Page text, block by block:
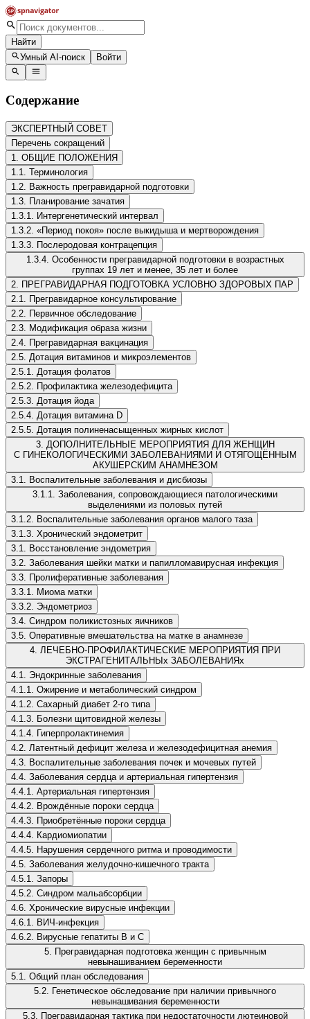
Найти
Умный AI-поиск
Войти
Содержание
ЭКСПЕРТНЫЙ СОВЕТ
Перечень сокращений
1. ОБЩИЕ ПОЛОЖЕНИЯ
1.1. Терминология
1.2. Важность прегравидарной подготовки
1.3. Планирование зачатия
1.3.1. Интергенетический интервал
1.3.2. «Период покоя» после выкидыша и мертворождения
1.3.3. Послеродовая контрацепция
1.3.4. Особенности прегравидарной подготовки в возрастных
группах 19 лет и менее, 35 лет и более
2. ПРЕГРАВИДАРНАЯ ПОДГОТОВКА УСЛОВНО ЗДОРОВЫХ ПАР
2.1. Прегравидарное консультирование
2.2. Первичное обследование
2.3. Модификация образа жизни
2.4. Прегравидарная вакцинация
2.5. Дотация витаминов и микроэлементов
2.5.1. Дотация фолатов
2.5.2. Профилактика железодефицита
2.5.3. Дотация йода
2.5.4. Дотация витамина D
2.5.5. Дотация полиненасыщенных жирных кислот
3. ДОПОЛНИТЕЛЬНЫЕ МЕРОПРИЯТИЯ ДЛЯ ЖЕНЩИН
С ГИНЕКОЛОГИЧЕСКИМИ ЗАБОЛЕВАНИЯМИ И ОТЯГОЩЁННЫМ
АКУШЕРСКИМ АНАМНЕЗОМ
3.1. Воспалительные заболевания и дисбиозы
3.1.1. Заболевания, сопровождающиеся патологическими
выделениями из половых путей
3.1.2. Воспалительные заболевания органов малого таза
3.1.3. Хронический эндометрит
3.1. Восстановление эндометрия
3.2. Заболевания шейки матки и папилломавирусная инфекция
3.3. Пролиферативные заболевания
3.3.1. Миома матки
3.3.2. Эндометриоз
3.4. Синдром поликистозных яичников
3.5. Оперативные вмешательства на матке в анамнезе
4. ЛЕЧЕБНО-ПРОФИЛАКТИЧЕСКИЕ МЕРОПРИЯТИЯ ПРИ
ЭКСТРАГЕНИТАЛЬНЫх ЗАБОЛЕВАНИЯх
4.1. Эндокринные заболевания
4.1.1. Ожирение и метаболический синдром
4.1.2. Сахарный диабет 2-го типа
4.1.3. Болезни щитовидной железы
4.1.4. Гиперпролактинемия
4.2. Латентный дефицит железа и железодефицитная анемия
4.3. Воспалительные заболевания почек и мочевых путей
4.4. Заболевания сердца и артериальная гипертензия
4.4.1. Артериальная гипертензия
4.4.2. Врождённые пороки сердца
4.4.3. Приобретённые пороки сердца
4.4.4. Кардиомиопатии
4.4.5. Нарушения сердечного ритма и проводимости
4.5. Заболевания желудочно-кишечного тракта
4.5.1. Запоры
4.5.2. Синдром мальабсорбции
4.6. Хронические вирусные инфекции
4.6.1. ВИЧ-инфекция
4.6.2. Вирусные гепатиты B и С
5. Прегравидарная подготовка женщин с привычным
невынашиванием беременности
5.1. Общий план обследования
5.2. Генетическое обследование при наличии привычного
невынашивания беременности
5.3. Прегравидарная тактика при недостаточности лютеиновой